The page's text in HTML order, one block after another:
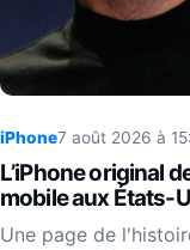
iPhone7 août 2026 à
L’iPhone original
mobile aux États-
Une page de